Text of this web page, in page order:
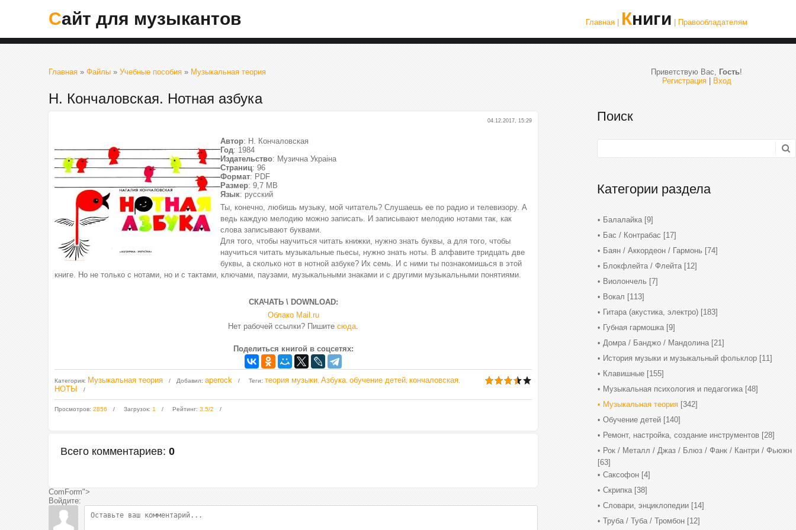
Сайт для музыкантов Главная | Книги | Правообладателям
Главная » Файлы » Учебные пособия » Музыкальная теория
Н. Кончаловская. Нотная азбука
04.12.2017, 15:29
Автор: Н. Кончаловская
Год: 1984
Издательство: Музична Украiна
Страниц: 96
Формат: PDF
Размер: 9,7 МВ
Язык: русский
Ты, конечно, любишь музыку, мой читатель? Слушаешь ее по радио и телевизору. А
ведь каждую мелодию можно записать. И записывают мелодию нотами так, как
слова записывают буквами.
Для того, чтобы научиться читать книжки, нужно знать буквы, а для того, чтобы
научиться читать музыкальные пьесы, нужно знать ноты. В алфавите тридцать две
буквы, а сколько нот в нотной азбуке? Их семь. И с ними ты познакомишься в этой
книге. Но не только с нотами, но и с тактами, ключами, паузами, музыкальными знаками и с другими музыкальными понятиями.
СКАЧАТЬ \ DOWNLOAD:
Облако Mail.ru
Нет рабочей ссылки? Пишите сюда.
Поделиться книгой в соцсетях:
Категория: Музыкальная теория Добавил: aperock Теги: теория музыки Азбука обучение детей кончаловская
НОТЫ
Просмотров: 2856 Загрузок: 1 Рейтинг: 3.5/2
Всего комментариев: 0
ComForm">
Войдите:
Приветствую Вас, Гость!
Регистрация| Вход
Поиск
Категории раздела
Балалайка [9]
Бас / Контрабас [17]
Баян / Аккордеон / Гармонь [74]
Блокфлейта / Флейта [12]
Виолончель [7]
Вокал [113]
Гитара (акустика, электро) [183]
Губная гармошка [9]
Домра / Банджо / Мандолина [21]
История музыки и музыкальный фольклор [11]
Клавишные [155]
Музыкальная психология и педагогика [48]
Музыкальная теория [342]
Обучение детей [140]
Ремонт, настройка, создание инструментов [28]
Рок / Металл / Джаз / Блюз / Фанк / Кантри / Фьюжн
[63]
Саксофон [4]
Скрипка [38]
Словари, энциклопедии [14]
Труба / Туба / Тромбон [12]